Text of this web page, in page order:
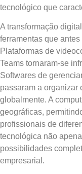
tecnológico que
A transformação
ferramentas que
Plataformas de
Teams tornaram-se
Softwares de
passaram a organizar
globalmente. A
geográficas,
profissionais de
tecnológica não
possibilidades
empresarial.